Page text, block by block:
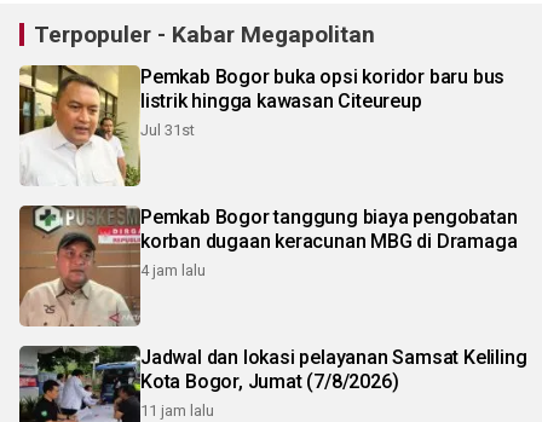
Terpopuler - Kabar Megapolitan
Pemkab Bogor buka opsi koridor baru bus
listrik hingga kawasan Citeureup
Jul 31st
Pemkab Bogor tanggung biaya pengobatan
korban dugaan keracunan MBG di Dramaga
4 jam lalu
Jadwal dan lokasi pelayanan Samsat Keliling
Kota Bogor, Jumat (7/8/2026)
11 jam lalu